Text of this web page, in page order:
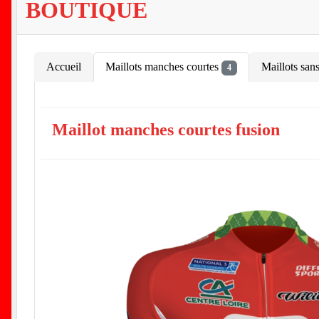
BOUTIQUE
Accueil Maillots manches courtes 4 Maillots
Maillot manches courtes fusion